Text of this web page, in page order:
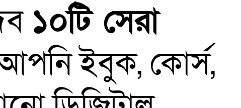
১০টি সেরা
ইবুক, কোর্স,